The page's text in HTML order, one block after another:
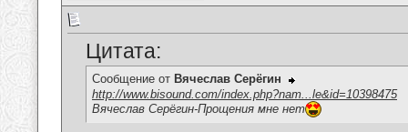
Цитата:
Сообщение от Вячеслав Серёгин
http://www.bisound.com/index.php?nam...le&id=10398475
Вячеслав Серёгин-Прощения мне нет